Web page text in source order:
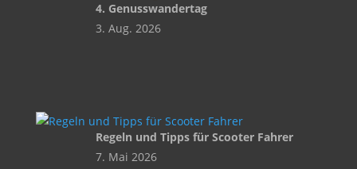
4. Genusswandertag
3. Aug. 2026
Regeln und Tipps für Scooter Fahrer
7. Mai 2026